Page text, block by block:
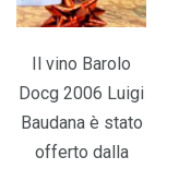
Il vino Barolo
Docg 2006 Luigi
Baudana è stato
offerto dalla